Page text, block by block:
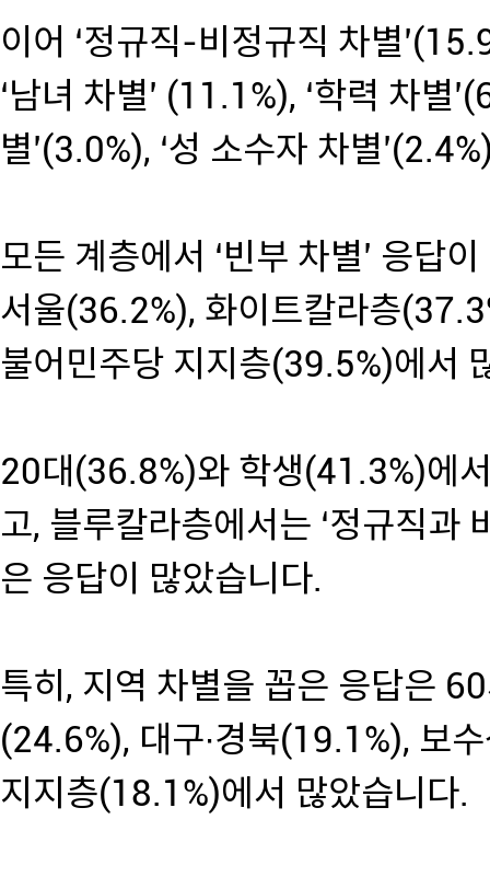
이어 ‘정규직-비정규직 차별
‘남녀 차별’ (11.1%), ‘학력 차별
별’(3.0%), ‘성 소수자 차별
모든 계층에서 ‘빈부 차별’ 응답
서울(36.2%), 화이트칼라층
불어민주당 지지층(39.5%)에서
20대(36.8%)와 학생(41.3%)에
고, 블루칼라층에서는 ‘정규직과
은 응답이 많았습니다.
특히, 지역 차별을 꼽은 응답은
(24.6%), 대구∙경북(19.1%), 보
지지층(18.1%)에서 많았습니다.